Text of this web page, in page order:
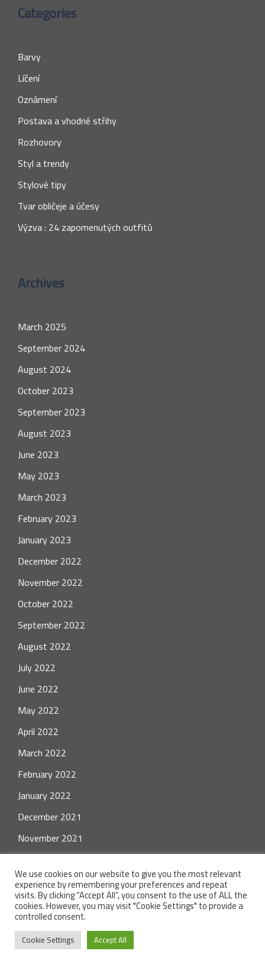
Categories
Barvy
Líčení
Oznámení
Postava a vhodné střihy
Rozhovory
Styl a trendy
Stylové tipy
Tvar obličeje a účesy
Výzva : 24 zapomenutých outfitů
Archives
March 2025
September 2024
August 2024
October 2023
September 2023
August 2023
June 2023
May 2023
March 2023
February 2023
January 2023
December 2022
November 2022
October 2022
September 2022
August 2022
July 2022
June 2022
May 2022
April 2022
March 2022
February 2022
January 2022
December 2021
November 2021
October 2021
September 2021
August 2021
July 2021
June 2021
We use cookies on our website to give you the most relevant
experience by remembering your preferences and repeat
visits. By clicking “Accept All”, you consent to the use of ALL the
cookies. However, you may visit "Cookie Settings" to provide a
controlled consent.
Cookie Settings Accept All